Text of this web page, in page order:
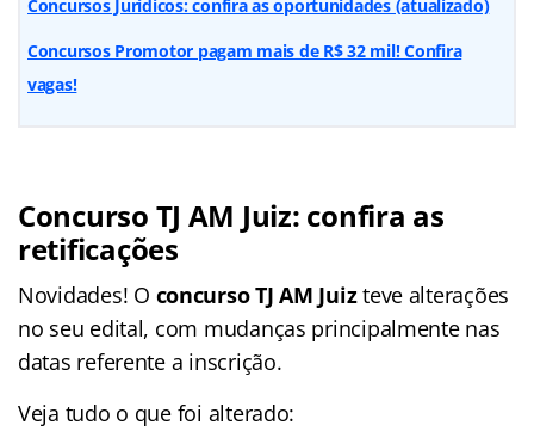
Concursos Jurídicos: confira as oportunidades (atualizado)
Concursos Promotor pagam mais de R$ 32 mil! Confira
vagas!
Concurso TJ AM Juiz: confira as
retificações
Novidades! O concurso TJ AM Juizteve alterações
no seu edital, com mudanças principalmente nas
datas referente a inscrição.
Veja tudo o que foi alterado: